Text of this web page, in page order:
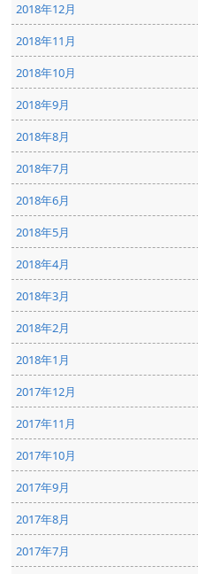
2018年12月
2018年11月
2018年10月
2018年9月
2018年8月
2018年7月
2018年6月
2018年5月
2018年4月
2018年3月
2018年2月
2018年1月
2017年12月
2017年11月
2017年10月
2017年9月
2017年8月
2017年7月